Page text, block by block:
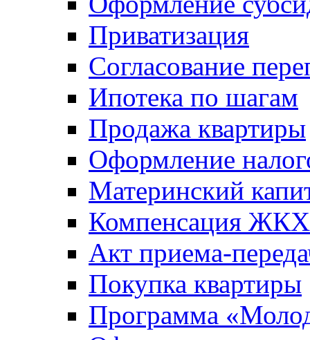
Приватизация
Согласование
Ипотека по шагам
Продажа квартиры
Оформление
Материнский
Компенсация ЖКХ
Акт приема-
Покупка квартиры
Программа